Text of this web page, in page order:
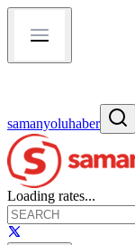
samanyoluhaber
Loading rates...